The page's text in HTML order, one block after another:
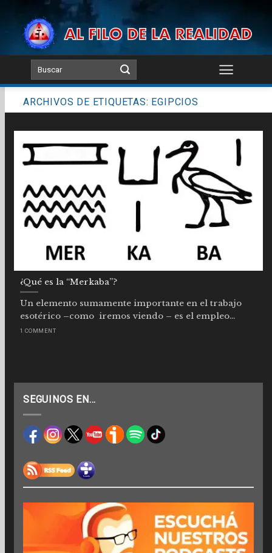
content
ARCHIVOS DE ETIQUETAS: EGIPCIOS
¿Qué es la “Merkaba”?
Un elemento sumamente importante en el trabajo
esotérico –como iremos viendo – es el empleo...
1 COMMENT
SEGUINOS EN…